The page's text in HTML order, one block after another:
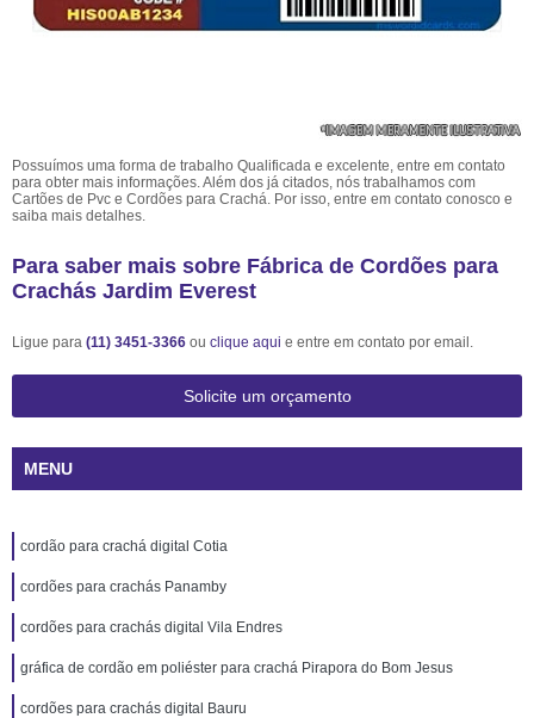
Possuímos uma forma de trabalho Qualificada e excelente, entre em contato
para obter mais informações. Além dos já citados, nós trabalhamos com
Cartões de Pvc e Cordões para Crachá. Por isso, entre em contato conosco e
saiba mais detalhes.
Para saber mais sobre Fábrica de Cordões para
Crachás Jardim Everest
Ligue para (11) 3451-3366 ou clique aqui e entre em contato por email.
Solicite um orçamento
MENU
cordão para crachá digital Cotia
cordões para crachás Panamby
cordões para crachás digital Vila Endres
gráfica de cordão em poliéster para crachá Pirapora do Bom Jesus
cordões para crachás digital Bauru